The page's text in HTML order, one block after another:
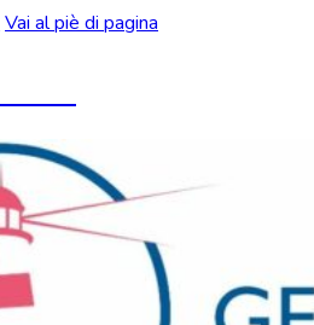
Vai al piè di pagina